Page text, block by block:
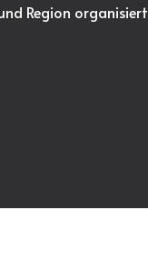
Region organisiert